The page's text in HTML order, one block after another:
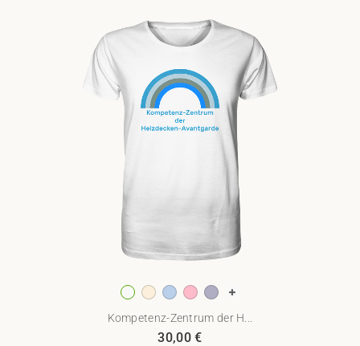
Kompetenz-Zentrum der H...
30,00€